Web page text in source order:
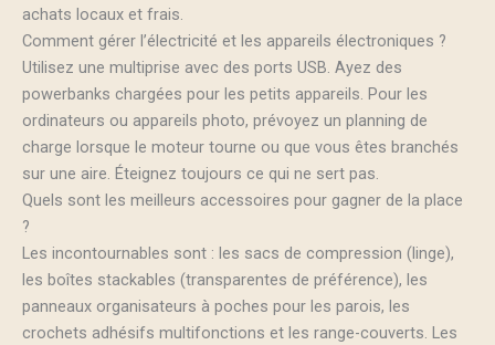
achats locaux et frais.
Comment gérer l’électricité et les appareils électroniques ?
Utilisez une multiprise avec des ports USB. Ayez des
powerbanks chargées pour les petits appareils. Pour les
ordinateurs ou appareils photo, prévoyez un planning de
charge lorsque le moteur tourne ou que vous êtes branchés
sur une aire. Éteignez toujours ce qui ne sert pas.
Quels sont les meilleurs accessoires pour gagner de la place
?
Les incontournables sont : les sacs de compression (linge),
les boîtes stackables (transparentes de préférence), les
panneaux organisateurs à poches pour les parois, les
crochets adhésifs multifonctions et les range-couverts. Les